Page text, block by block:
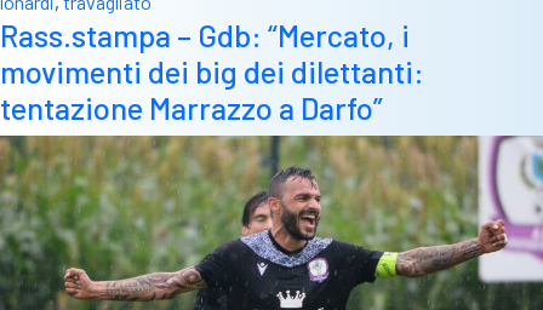
e
poi
play
off”
Rass.stampa – Gdb: “Mercato, i
movimenti dei big dei dilettanti:
tentazione Marrazzo a Darfo”